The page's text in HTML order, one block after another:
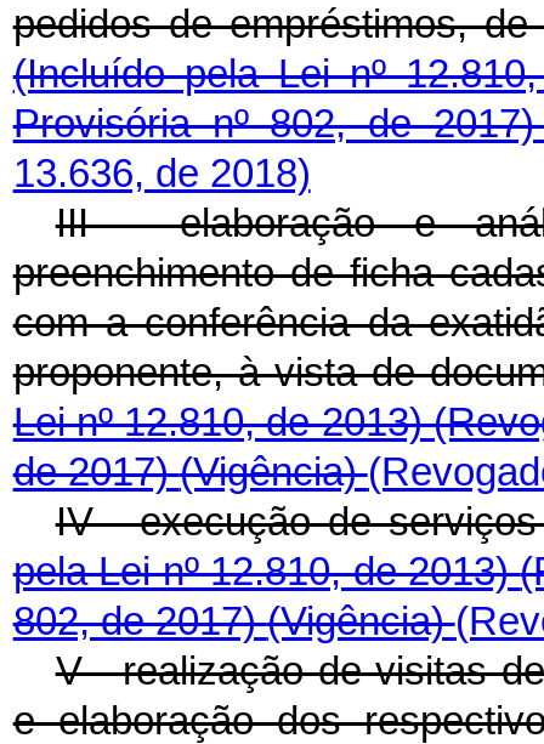
pedidos de empréstimos,
(Incluído pela Lei nº
Provisória nº 802, de
13.636, de 2018)
III - elaboração e
preenchimento de ficha
com a conferência da
proponente, à vista de
Lei nº 12.810, de 2013)
de 2017)(Vigência)
IV - execução de
pela Lei nº 12.810, de 2013)
802, de 2017)(Vigência)
V - realização de visitas
e elaboração dos